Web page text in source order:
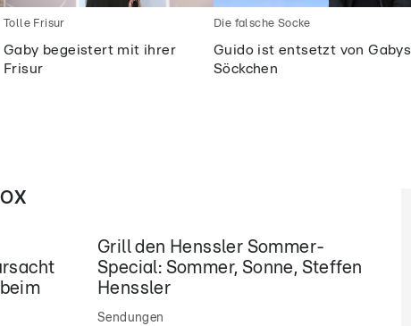
Gaby begeistert mit ihrer
Frisur
Tolle Frisur
Guido ist entsetzt von Gabys
Söckchen
Die falsche Socke
Grill den Henssler Sommer-
Special: Sommer, Sonne, Steffen
Henssler
Sendungen